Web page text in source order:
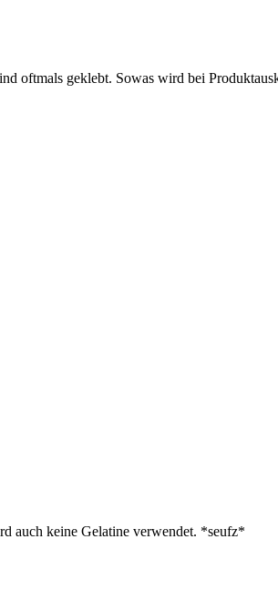
oftmals geklebt. Sowas wird bei
auch keine Gelatine verwendet. *seufz*